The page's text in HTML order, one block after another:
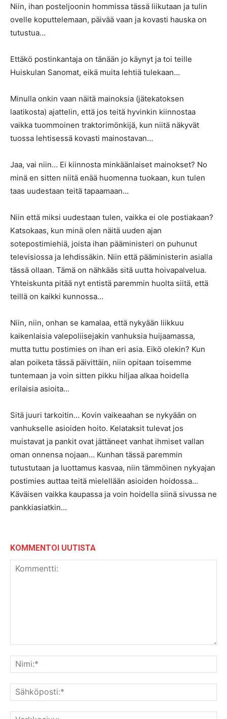
Niin, ihan posteljoonin hommissa tässä liikutaan ja tulin
ovelle koputtelemaan, päivää vaan ja kovasti hauska on
tutustua…
Ettäkö postinkantaja on tänään jo käynyt ja toi teille
Huiskulan Sanomat, eikä muita lehtiä tulekaan…
Minulla onkin vaan näitä mainoksia (jätekatoksen
laatikosta) ajattelin, että jos teitä hyvinkin kiinnostaa
vaikka tuommoinen traktorimönkijä, kun niitä näkyvät
tuossa lehtisessä kovasti mainostavan…
Jaa, vai niin… Ei kiinnosta minkäänlaiset mainokset? No
minä en sitten niitä enää huomenna tuokaan, kun tulen
taas uudestaan teitä tapaamaan…
Niin että miksi uudestaan tulen, vaikka ei ole postiakaan?
Katsokaas, kun minä olen näitä uuden ajan
sotepostimiehiä, joista ihan pääministeri on puhunut
televisiossa ja lehdissäkin. Niin että pääministerin asialla
tässä ollaan. Tämä on nähkääs sitä uutta hoivapalvelua.
Yhteiskunta pitää nyt entistä paremmin huolta siitä, että
teillä on kaikki kunnossa…
Niin, niin, onhan se kamalaa, että nykyään liikkuu
kaikenlaisia valepoliisejakin vanhuksia huijaamassa,
mutta tuttu postimies on ihan eri asia. Eikö olekin? Kun
alan poiketa tässä päivittäin, niin opitaan toisemme
tuntemaan ja voin sitten pikku hiljaa alkaa hoidella
erilaisia asioita…
Sitä juuri tarkoitin… Kovin vaikeaahan se nykyään on
vanhukselle asioiden hoito. Kelataksit tulevat jos
muistavat ja pankit ovat jättäneet vanhat ihmiset vallan
oman onnensa nojaan… Kunhan tässä paremmin
tutustutaan ja luottamus kasvaa, niin tämmöinen nykyajan
postimies auttaa teitä mielellään asioiden hoidossa…
Käväisen vaikka kaupassa ja voin hoidella siinä sivussa ne
pankkiasiatkin…
KOMMENTOI UUTISTA